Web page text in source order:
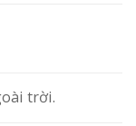
trời.